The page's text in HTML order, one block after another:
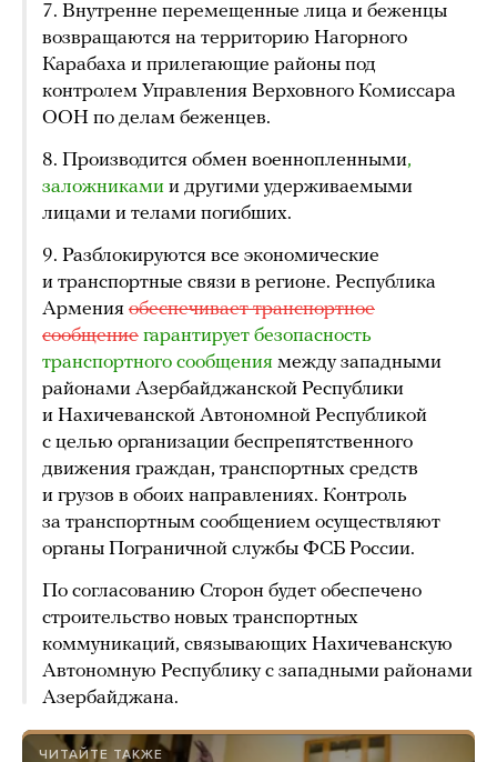
7. Внутренне перемещенные лица и беженцы
возвращаются на территорию Нагорного
Карабаха и прилегающие районы под
контролем Управления Верховного Комиссара
ООН по делам беженцев.
8. Производится обмен военнопленными,
заложниками и другими удерживаемыми
лицами и телами погибших.
9. Разблокируются все экономические
и транспортные связи в регионе. Республика
Армения обеспечивает транспортное
сообщение гарантирует безопасность
транспортного сообщения между западными
районами Азербайджанской Республики
и Нахичеванской Автономной Республикой
с целью организации беспрепятственного
движения граждан, транспортных средств
и грузов в обоих направлениях. Контроль
за транспортным сообщением осуществляют
органы Пограничной службы ФСБ России.
По согласованию Сторон будет обеспечено
строительство новых транспортных
коммуникаций, связывающих Нахичеванскую
Автономную Республику с западными районами
Азербайджана.
ЧИТАЙТЕ ТАКЖЕ